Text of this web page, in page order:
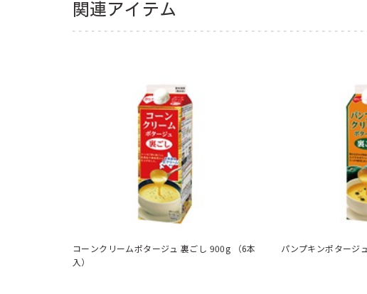
関連アイテム
コーンクリームポタージュ 裏ごし 900g （6本
入）